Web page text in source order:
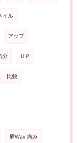
イル
アップ
分 ＵＰ
比較
眉Wax 痛み